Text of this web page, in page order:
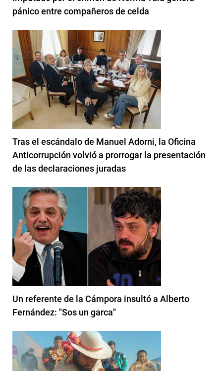
pánico entre compañeros de celda
Tras el escándalo de Manuel Adorni, la Oficina
Anticorrupción volvió a prorrogar la presentación
de las declaraciones juradas
Un referente de la Cámpora insultó a Alberto
Fernández: "Sos un garca"